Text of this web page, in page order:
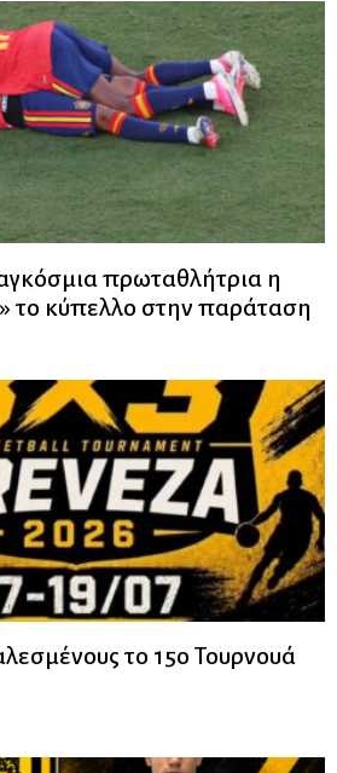
πρωταθλήτρια η
το κύπελλο στην παράταση
το 15ο Τουρνουά